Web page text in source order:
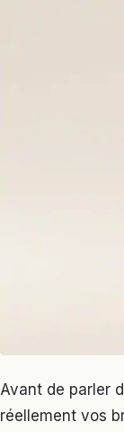
Avant de parler
réellement vos